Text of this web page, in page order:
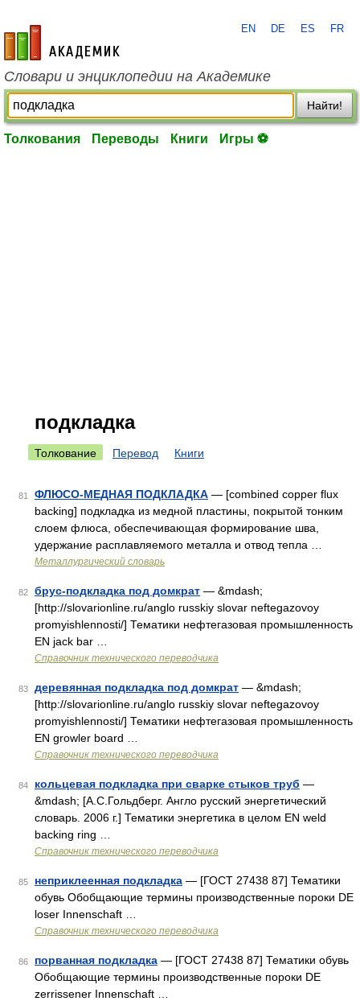
academic.ru
EN DE ES FR
Словари и энциклопедии на Академике
Найти!
Толкования Переводы Книги Игры ⚽
подкладка
Толкование Перевод Книги
81 ФЛЮСО-МЕДНАЯ ПОДКЛАДКА — [combined copper flux
backing] подкладка из медной пластины, покрытой тонким
слоем флюса, обеспечивающая формирование шва,
удержание расплавляемого металла и отвод тепла …
Металлургический словарь
82 брус-подкладка под домкрат — &mdash;
[http://slovarionline.ru/anglo russkiy slovar neftegazovoy
promyishlennosti/] Тематики нефтегазовая промышленность
EN jack bar …
Справочник технического переводчика
83 деревянная подкладка под домкрат — &mdash;
[http://slovarionline.ru/anglo russkiy slovar neftegazovoy
promyishlennosti/] Тематики нефтегазовая промышленность
EN growler board …
Справочник технического переводчика
84 кольцевая подкладка при сварке стыков труб —
&mdash; [А.С.Гольдберг. Англо русский энергетический
словарь. 2006 г.] Тематики энергетика в целом EN weld
backing ring …
Справочник технического переводчика
85 неприклеенная подкладка — [ГОСТ 27438 87] Тематики
обувь Обобщающие термины производственные пороки DE
loser Innenschaft …
Справочник технического переводчика
86 порванная подкладка — [ГОСТ 27438 87] Тематики обувь
Обобщающие термины производственные пороки DE
zerrissener Innenschaft …